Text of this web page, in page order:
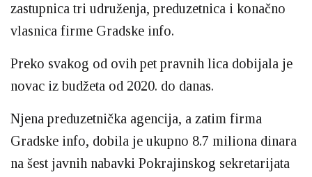
zastupnica tri udruženja, preduzetnica i konačno
vlasnica firme Gradske info.
Preko svakog od ovih pet pravnih lica dobijala je
novac iz budžeta od 2020. do danas.
Njena preduzetnička agencija, a zatim firma
Gradske info, dobila je ukupno 8.7 miliona dinara
na šest javnih nabavki Pokrajinskog sekretarijata